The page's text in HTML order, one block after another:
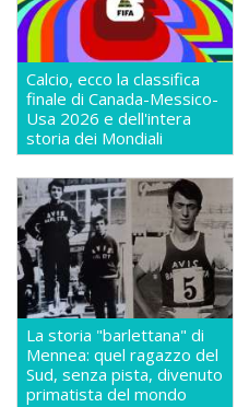
Calcio, ecco la classifica
finale di Canada-Messico-
Usa 2026 e dell'intera
storia dei Mondiali
La storia "barlettana" di
Mennea: quel ragazzo del
Sud, senza pista, divenuto
primatista del mondo